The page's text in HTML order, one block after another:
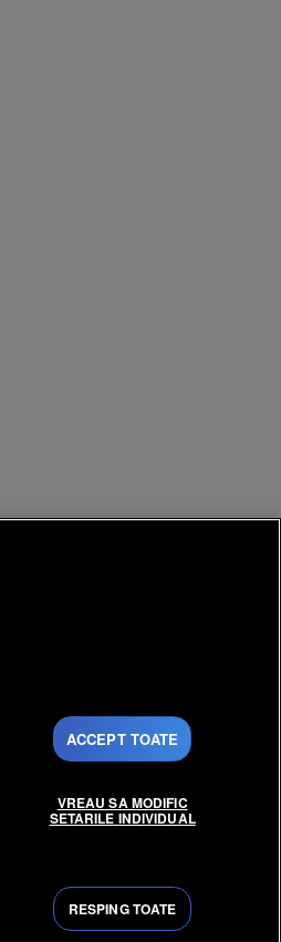
ACCEPT TOATE
RESPING TOATE
VREAU SA MODIFIC
SETARILE INDIVIDUAL